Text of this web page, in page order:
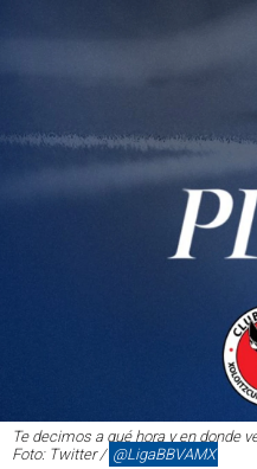
Te decimos a qué hora y en donde
Foto: Twitter / @LigaBBVAMX